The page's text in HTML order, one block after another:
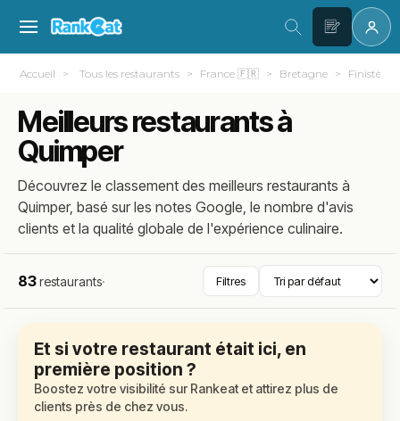
Accueil Tous les restaurants France 🇫🇷 Bretagne Finistère
Meilleurs restaurants à
Quimper
Découvrez le classement des meilleurs restaurants à
Quimper, basé sur les notes Google, le nombre d'avis
clients et la qualité globale de l'expérience culinaire.
83restaurants· Filtres
Et si votre restaurant était ici, en
première position ?
Boostez votre visibilité sur Rankeat et attirez plus de
clients près de chez vous.